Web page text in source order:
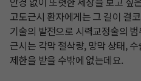
고도근시 환자에게는 그 길이 결
기술의 발전으로 시력교정술의
근시는 각막 절삭량, 망막 상태,
제한을 받을 수밖에 없는데요.